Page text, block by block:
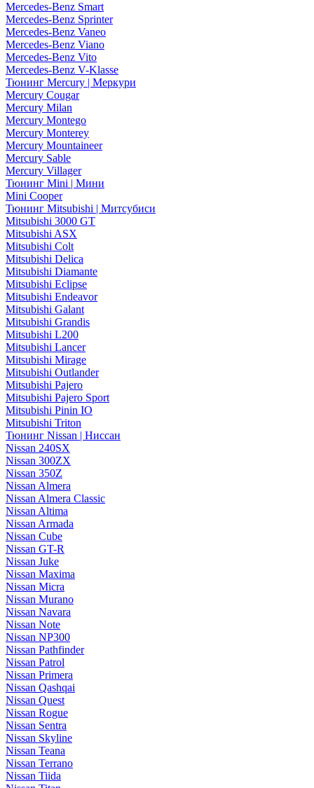
Mercedes-Benz Smart
Mercedes-Benz Sprinter
Mercedes-Benz Vaneo
Mercedes-Benz Viano
Mercedes-Benz Vito
Mercedes-Benz V-Klasse
Тюнинг Mercury | Меркури
Mercury Cougar
Mercury Milan
Mercury Montego
Mercury Monterey
Mercury Mountaineer
Mercury Sable
Mercury Villager
Тюнинг Mini | Мини
Mini Cooper
Тюнинг Mitsubishi | Митсубиси
Mitsubishi 3000 GT
Mitsubishi ASX
Mitsubishi Colt
Mitsubishi Delica
Mitsubishi Diamante
Mitsubishi Eclipse
Mitsubishi Endeavor
Mitsubishi Galant
Mitsubishi Grandis
Mitsubishi L200
Mitsubishi Lancer
Mitsubishi Mirage
Mitsubishi Outlander
Mitsubishi Pajero
Mitsubishi Pajero Sport
Mitsubishi Pinin IO
Mitsubishi Triton
Тюнинг Nissan | Ниссан
Nissan 240SX
Nissan 300ZX
Nissan 350Z
Nissan Almera
Nissan Almera Classic
Nissan Altima
Nissan Armada
Nissan Cube
Nissan GT-R
Nissan Juke
Nissan Maxima
Nissan Micra
Nissan Murano
Nissan Navara
Nissan Note
Nissan NP300
Nissan Pathfinder
Nissan Patrol
Nissan Primera
Nissan Qashqai
Nissan Quest
Nissan Rogue
Nissan Sentra
Nissan Skyline
Nissan Teana
Nissan Terrano
Nissan Tiida